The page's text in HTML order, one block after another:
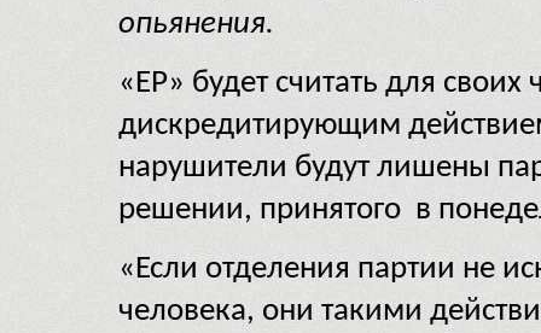
опьянения.
«ЕР» будет считать для своих
дискредитирующим
нарушители будут лишены
решении, принятого в
«Если отделения партии не
человека, они такими